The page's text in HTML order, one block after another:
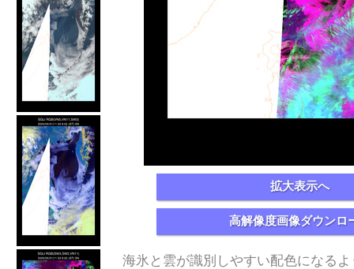
拡大表示へ
高解像度画像ダウンロ
海氷と雲が識別しやすい配色になる